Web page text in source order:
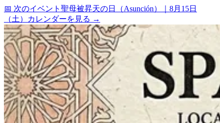
📅 次のイベント 聖母被昇天の日（Asunción）
8月15日
（土）
カレンダーを見る →